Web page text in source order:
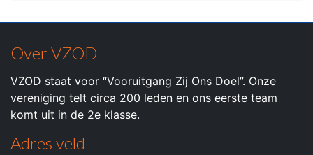
Over VZOD
VZOD staat voor “Vooruitgang Zij Ons Doel”. Onze
vereniging telt circa 200 leden en ons eerste team
komt uit in de 2e klasse.
Adres veld